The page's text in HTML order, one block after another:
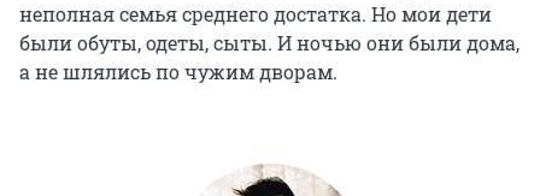
неполная семья среднего достатка. Но мои дети
были обуты, одеты, сыты. И ночью они были дома,
а не шлялись по чужим дворам.